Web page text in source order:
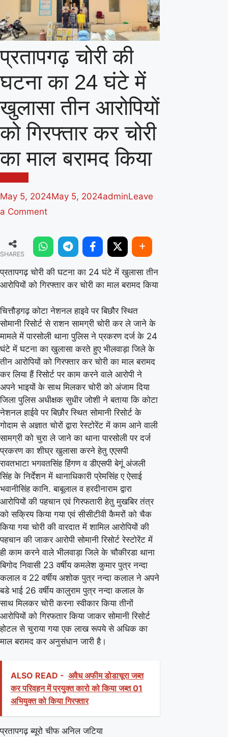
प्रतापगढ़ चोरी की
घटना का 24 घंटे में
खुलासा तीन आरोपियों
को गिरफ्तार कर चोरी
का माल बरामद किया
May 5, 2024May 5, 2024adminLeave
a Commenton
चोरी
की
घटना
का
घंटे
में
खुलासा
तीन
आरोपियों
को
गिरफ्तार
कर
चोरी
का
माल
बरामद
किया
SHARES
प्रतापगढ़ चोरी की घटना का 24 घंटे में खुलासा तीन
आरोपियों को गिरफ्तार कर चोरी का माल बरामद किया
चित्तौड़गढ़ कोटा नेशनल हाइवे पर बिछौर स्थित
सोमानी रिसोर्ट से राशन सामग्री चोरी कर ले जाने के
मामले में पारसोली थाना पुलिस ने प्रकरण दर्ज के 24
घंटे में घटना का खुलासा करते हुए भीलवाड़ा जिले के
तीन आरोपियों को गिरफ्तार कर चोरी का माल बरामद
कर लिया हैं रिसोर्ट पर काम करने वाले आरोपी ने
अपने भाइयों के साथ मिलकर चोरी को अंजाम दिया
जिला पुलिस अधीक्षक सुधीर जोशी ने बताया कि कोटा
नेशनल हाईवे पर बिछौर स्थित सोमानी रिसोर्ट के
गोदाम से अज्ञात चोरों द्वारा रेस्टोरेंट में काम आने वाली
सामग्री को चुरा ले जाने का थाना पारसोली पर दर्ज
प्रकरण का शीघ्र खुलासा करने हेतु एएसपी
रावतभाटा भगवतसिंह हिंगण व डीएसपी बेगूं अंजली
सिंह के निर्देशन में थानाधिकारी प्रेमसिंह ए ऐसाई
भवानीसिंह कानि. बाबूलाल व हरदीनाराम द्वारा
आरोपियों की पहचान एवं गिरफतारी हेतु मुखबिर तंत्र
को सक्रिय किया गया एवं सीसीटीवी कैमरों को चैक
किया गया चोरी की वारदात में शामिल आरोपियों की
पहचान की जाकर आरोपी सोमानी रिसोर्ट रेस्टोरेंट में
ही काम करने वाले भीलवाड़ा जिले के चौकीरडा थाना
बिगोद निवासी 23 वर्षीय कमलेश कुमार पुत्र नन्दा
कलाल व 22 वर्षीय अशोक पुत्र नन्दा कलाल ने अपने
बडे भाई 26 वर्षीय कालुराम पुत्र नन्दा कलाल के
साथ मिलकर चोरी करना स्वीकार किया तीनों
आरोपियों को गिरफतार किया जाकर सोमानी रिसोर्ट
होटल से चुराया गया एक लाख रूपये से अधिक का
माल बरामद कर अनुसंधान जारी है।
ALSO READ - अवैध अफीम डोडाचूरा जब्त
कर परिवहन में प्रयुक्त कारो को किया जब्त 01
अभियुक्त को किया गिरफ्तार
प्रतापगढ़ ब्यूरो चीफ अनिल जटिया